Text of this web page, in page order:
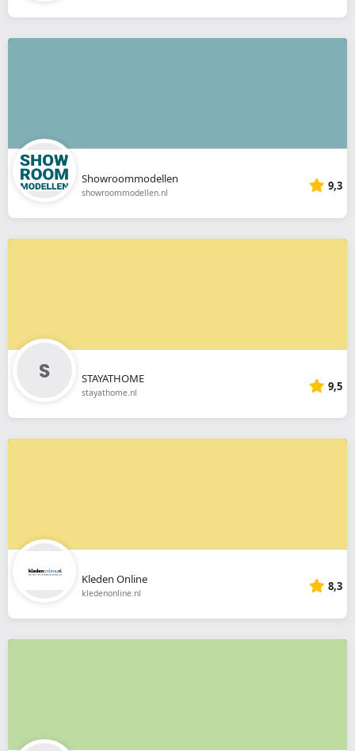
Showroommodellen
showroommodellen.nl 9,3
STAYATHOME
stayathome.nl 9,5
Kleden Online
kledenonline.nl 8,3